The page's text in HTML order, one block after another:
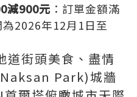
減900元 ：訂單金額滿
2026年12月1日至
道街頭美食、盡情
Park)城牆